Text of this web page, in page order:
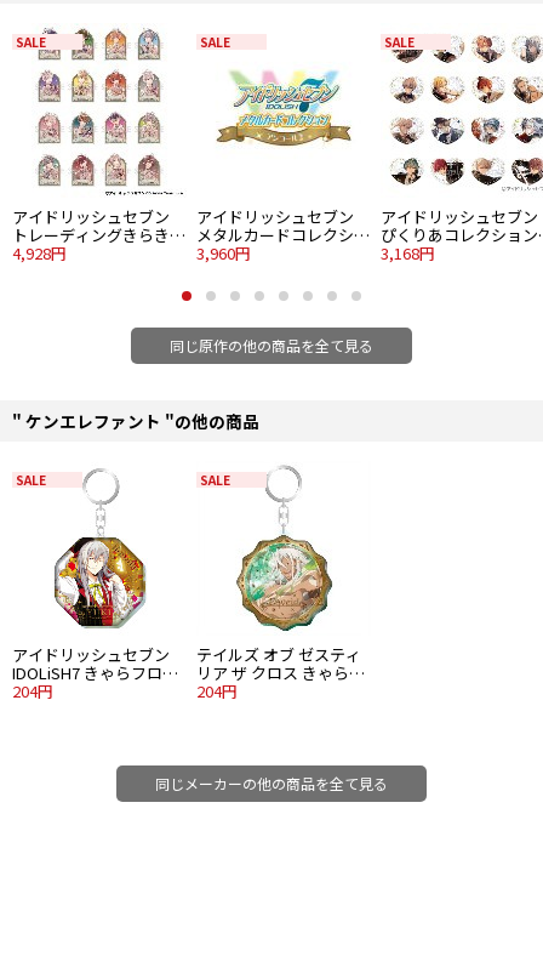
■素材：ATBC-PVC・ナイロン・鉄
©アイドリッシュセブン
SALE
アイドリッシュセブン
トレーディングきらきら
クリアステッカー～9th
4,928円
SALE
アイドリッシュセブン
メタルカードコレクショ
ン アンコール2 24個入り
3,960円
SALE
アイドリッシュセブン
ぴくりあコレクション
premium Vol.2 8個入り
3,168円
同じ原作の他の商品を全て見る
" ケンエレファント "の他の商品
SALE
アイドリッシュセブン
IDOLiSH7 きゃらフロッ!
アクリルキーホルダー
204円
SALE
テイルズ オブ ゼスティ
リア ザ クロス きゃらフ
ロッ! アクリルキーホル
204円
同じメーカーの他の商品を全て見る